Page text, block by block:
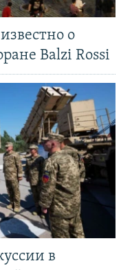
о
Balzi Rossi
в